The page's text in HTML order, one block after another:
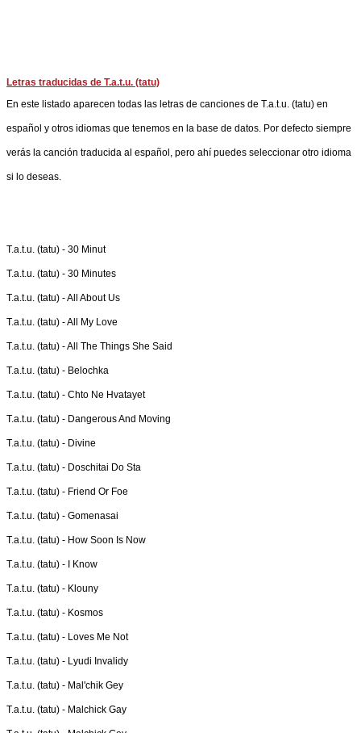
Letras traducidas de T.a.t.u. (tatu)
En este listado aparecen todas las letras de canciones de T.a.t.u. (tatu) en
español y otros idiomas que tenemos en la base de datos. Por defecto siempre
verás la canción traducida al español, pero ahí puedes seleccionar otro idioma
si lo deseas.
T.a.t.u. (tatu) - 30 Minut
T.a.t.u. (tatu) - 30 Minutes
T.a.t.u. (tatu) -All About Us
T.a.t.u. (tatu) -All My Love
T.a.t.u. (tatu) -All The Things She Said
T.a.t.u. (tatu) - Belochka
T.a.t.u. (tatu) - Chto Ne Hvatayet
T.a.t.u. (tatu) - Dangerous And Moving
T.a.t.u. (tatu) - Divine
T.a.t.u. (tatu) - Doschitai Do Sta
T.a.t.u. (tatu) - Friend Or Foe
T.a.t.u. (tatu) - Gomenasai
T.a.t.u. (tatu) - How Soon Is Now
T.a.t.u. (tatu) - I Know
T.a.t.u. (tatu) - Klouny
T.a.t.u. (tatu) - Kosmos
T.a.t.u. (tatu) - Loves Me Not
T.a.t.u. (tatu) - Lyudi Invalidy
T.a.t.u. (tatu) - Mal'chik Gey
T.a.t.u. (tatu) - Malchick Gay